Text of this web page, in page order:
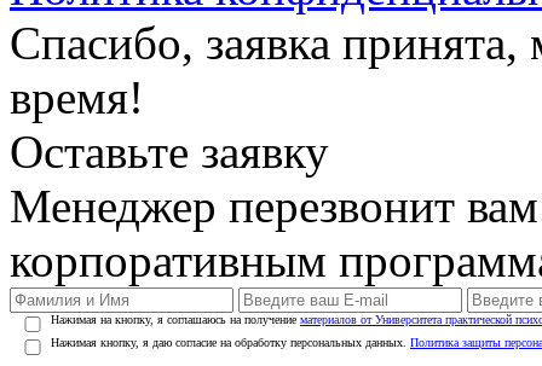
Спасибо, заявка
время!
Оставьте заявку
Менеджер перезвонит
корпоративным
Нажимая на кнопку, я соглашаюсь на получение материалов от Университета практической
Нажимая кнопку, я даю согласие на обработку персональных данных. Политика защиты